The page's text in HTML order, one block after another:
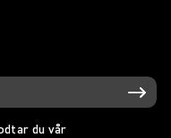
du vår